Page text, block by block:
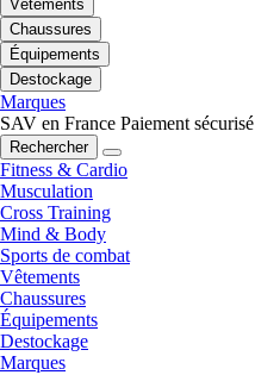
Vêtements
Chaussures
Équipements
Destockage
Marques
SAV en France Paiement sécurisé
Rechercher
Fitness & Cardio
Musculation
Cross Training
Mind & Body
Sports de combat
Vêtements
Chaussures
Équipements
Destockage
Marques